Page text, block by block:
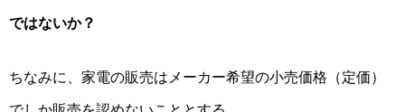
ではないか？
ちなみに、家電の販売はメーカー希望の小売価格（定価）